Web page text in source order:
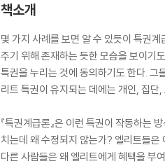
책소개
몇 가지 사례를 보면 알 수 있듯이 특권
주기 위해 존재하는 듯한 모습을 보이기
특권을 누리는 것에 동의하기도 한다. 그
리트 특권이 유지되는 데에는 개인, 집
『특권계급론』은 이런 특권이 작동하는
치는데 왜 수정되지 않는가? 엘리트들
다른 사람들은 왜 엘리트에게 혜택을 부